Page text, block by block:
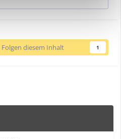
Folgen diesem Inhalt 1